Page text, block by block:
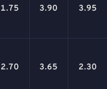
1.75 3.90 3.95
2.70 3.65 2.30